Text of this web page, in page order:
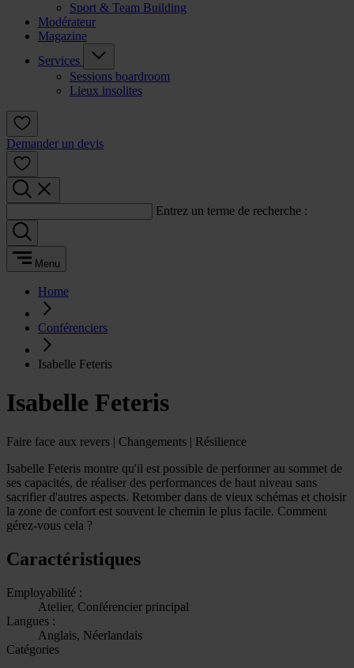
Sport & Team Building
Modérateur
Magazine
Services
Sessions boardroom
Lieux insolites
Demander un devis
Entrez un terme de recherche :
Menu
Home
Conférenciers
Isabelle Feteris
Isabelle Feteris
Faire face aux revers | Changements | Résilience
Isabelle Feteris montre qu'il est possible de performer au sommet de
ses capacités, de réaliser des performances de haut niveau sans
sacrifier d'autres aspects. Retomber dans de vieux schémas et choisir
la zone de confort est souvent le chemin le plus facile. Comment
gérez-vous cela ?
Caractéristiques
Employabilité :
Atelier, Conférencier principal
Langues :
Anglais, Néerlandais
Catégories